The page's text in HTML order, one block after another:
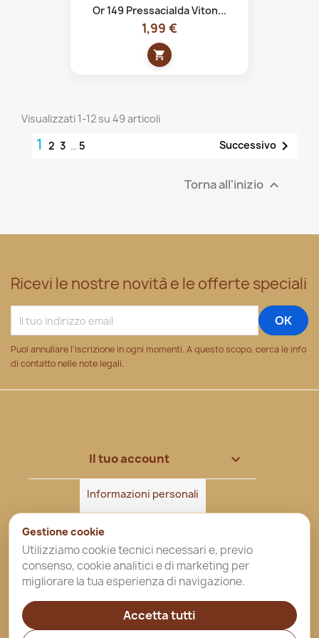
Or 149 Pressacialda Viton...
1,99 €
shopping_cart
Visualizzati 1-12 su 49 articoli
1 2 3 … 5 Successivo 
Torna all'inizio 
Ricevi le nostre novità e le offerte speciali
Puoi annullare l'iscrizione in ogni momenti. A questo scopo, cerca le info
di contatto nelle note legali.
Il tuo account 
Informazioni personali
Ordini
Note di credito
Buoni
Gestione cookie
Utilizziamo cookie tecnici necessari e, previo
consenso, cookie analitici e di marketing per
migliorare la tua esperienza di navigazione.
Accetta tutti